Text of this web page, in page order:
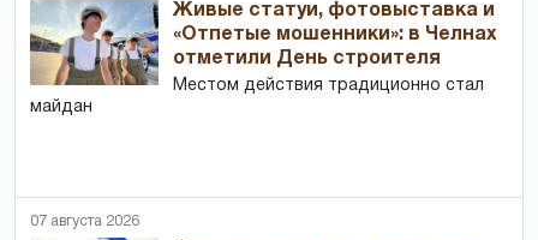
Живые статуи, фотовыставка и
«Отпетые мошенники»: в Челнах
отметили День строителя
Местом действия традиционно стал
майдан
07 августа 2026